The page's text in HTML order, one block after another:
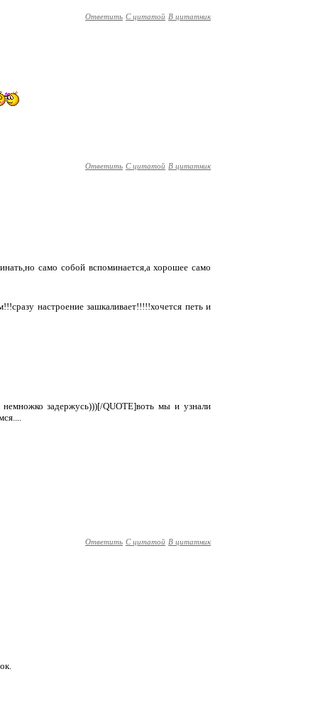
Ответить С цитатой В цитатник
Ответить С цитатой В цитатник
само собой вспоминается,а хорошее само
настроение зашкаливает!!!!!хочется петь и
задержусь)))[/QUOTE]воть мы и узнали
Ответить С цитатой В цитатник